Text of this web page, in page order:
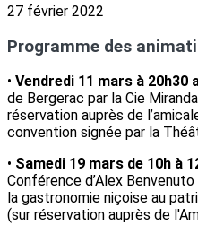
27 février 2022
Programme des
• Vendredi 11 mars à 20h30
de Bergerac par la Cie
réservation auprès de
convention signée par la
• Samedi 19 mars de 10h à
Conférence d’Alex
la gastronomie niçoise au
(sur réservation auprès de